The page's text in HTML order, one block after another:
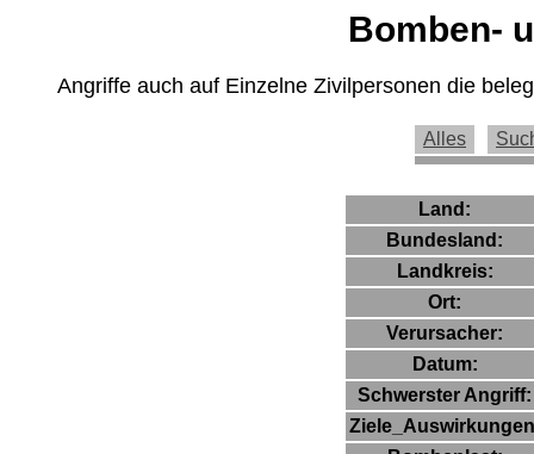
Bomben-
Angriffe auch auf Einzelne Zivilpersonen die
Alles
Land:
Bundesland:
Landkreis:
Ort:
Verursacher:
Datum:
Schwerster Angriff: